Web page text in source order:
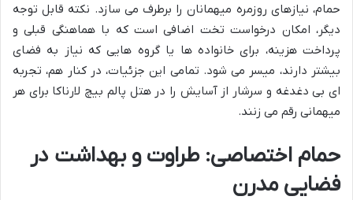
حمام، نیازهای روزمره میهمانان را برطرف می سازد. نکته قابل توجه
دیگر، امکان درخواست تخت اضافی است که با هماهنگی قبلی و
پرداخت هزینه، برای خانواده ها یا گروه هایی که نیاز به فضای
بیشتر دارند، میسر می شود. تمامی این جزئیات، در کنار هم، تجربه
ای بی دغدغه و سرشار از آسایش را در هتل پالم بیچ لارناکا برای هر
میهمانی رقم می زنند.
حمام اختصاصی: طراوت و بهداشت در
فضایی مدرن